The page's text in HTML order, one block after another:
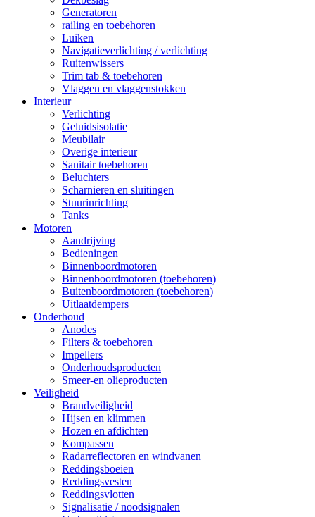
Generatoren
railing en toebehoren
Luiken
Navigatieverlichting / verlichting
Ruitenwissers
Trim tab & toebehoren
Vlaggen en vlaggenstokken
Interieur
Verlichting
Geluidsisolatie
Meubilair
Overige interieur
Sanitair toebehoren
Beluchters
Scharnieren en sluitingen
Stuurinrichting
Tanks
Motoren
Aandrijving
Bedieningen
Binnenboordmotoren
Binnenboordmotoren (toebehoren)
Buitenboordmotoren (toebehoren)
Uitlaatdempers
Onderhoud
Anodes
Filters & toebehoren
Impellers
Onderhoudsproducten
Smeer-en olieproducten
Veiligheid
Brandveiligheid
Hijsen en klimmen
Hozen en afdichten
Kompassen
Radarreflectoren en windvanen
Reddingsboeien
Reddingsvesten
Reddingsvlotten
Signalisatie / noodsignalen